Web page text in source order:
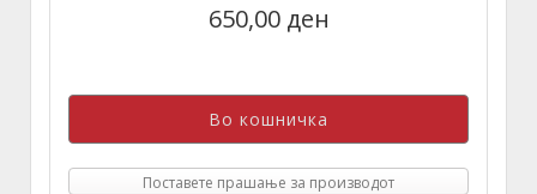
650,00 ден
Поставете прашање за производот